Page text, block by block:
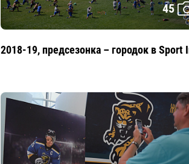
45
2018-19, предсезонка – городок в Sport